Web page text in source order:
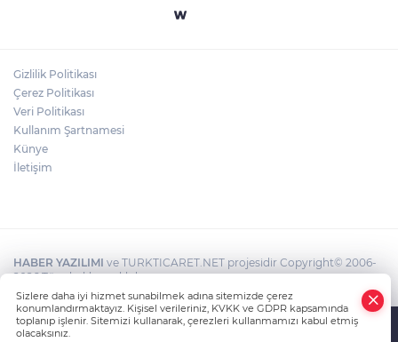
Gizlilik Politikası
Çerez Politikası
Veri Politikası
Kullanım Şartnamesi
Künye
İletişim
HABER YAZILIMI ve TURKTICARET.NET projesidir Copyright© 2006-
2026 Tüm hakları saklıdır.
Sizlere daha iyi hizmet sunabilmek adına sitemizde çerez
konumlandırmaktayız. Kişisel verileriniz, KVKK ve GDPR kapsamında
toplanıp işlenir. Sitemizi kullanarak, çerezleri kullanmamızı kabul etmiş
olacaksınız.